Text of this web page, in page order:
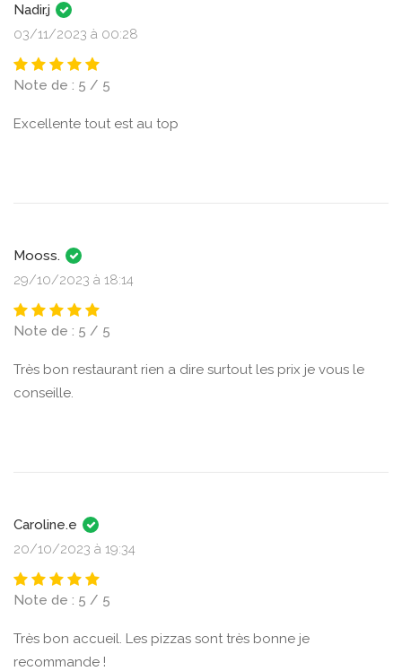
Nadir.j
03/11/2023 à 00:28
Note de : 5 / 5
Excellente tout est au top
Mooss.
29/10/2023 à 18:14
Note de : 5 / 5
Très bon restaurant rien a dire surtout les prix je vous le
conseille.
Caroline.e
20/10/2023 à 19:34
Note de : 5 / 5
Très bon accueil. Les pizzas sont très bonne je
recommande !